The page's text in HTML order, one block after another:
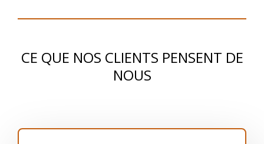
CE QUE NOS CLIENTS PENSENT DE
NOUS